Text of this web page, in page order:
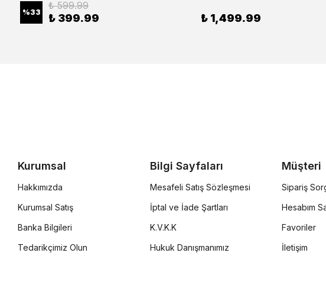
%33
₺ 599.99
₺ 399.99 ₺ 1,499.99
Kurumsal
Hakkımızda
Kurumsal Satış
Banka Bilgileri
Tedarikçimiz Olun
Bilgi Sayfaları
Mesafeli Satış Sözleşmesi
İptal ve İade Şartları
K.V.K.K
Hukuk Danışmanımız
Müşteri
Sipariş
Hesabım
Favoriler
İletişim